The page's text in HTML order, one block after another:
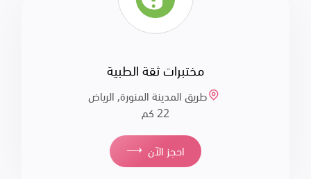
مختبرات ثقة الطبية
طريق المدينة المنورة, الرياض
22 كم
⟶ احجز الآن